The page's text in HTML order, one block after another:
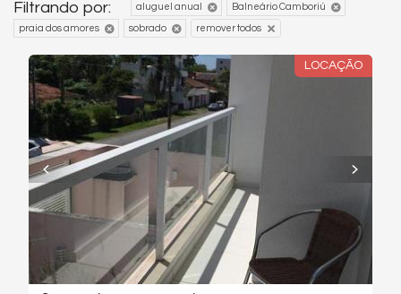
Filtrando por: aluguel anual Balneário Camboriú
praia dos amores sobrado remover todos
LOCAÇÃO